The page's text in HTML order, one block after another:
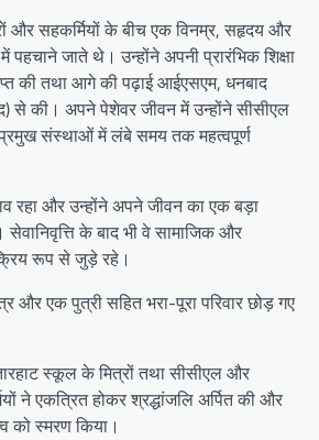
और सहकर्मियों के बीच एक विनम्र, सहृदय और
पहचाने जाते थे। उन्होंने अपनी प्रारंभिक शिक्षा
की तथा आगे की पढ़ाई आईएसएम, धनबाद
से की। अपने पेशेवर जीवन में उन्होंने सीसीएल
संस्थाओं में लंबे समय तक महत्वपूर्ण
रहा और उन्होंने अपने जीवन का एक बड़ा
सेवानिवृत्ति के बाद भी वे सामाजिक और
रूप से जुड़े रहे।
और एक पुत्री सहित भरा-पूरा परिवार छोड़ गए
स्कूल के मित्रों तथा सीसीएल और
ने एकत्रित होकर श्रद्धांजलि अर्पित की और
को स्मरण किया।